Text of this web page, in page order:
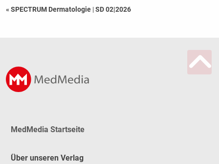
« SPECTRUM Dermatologie |SD 02|2026
MedMedia Startseite
Über unseren Verlag